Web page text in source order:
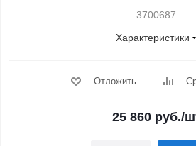
3700687
Характеристики
Отложить
25 860руб./